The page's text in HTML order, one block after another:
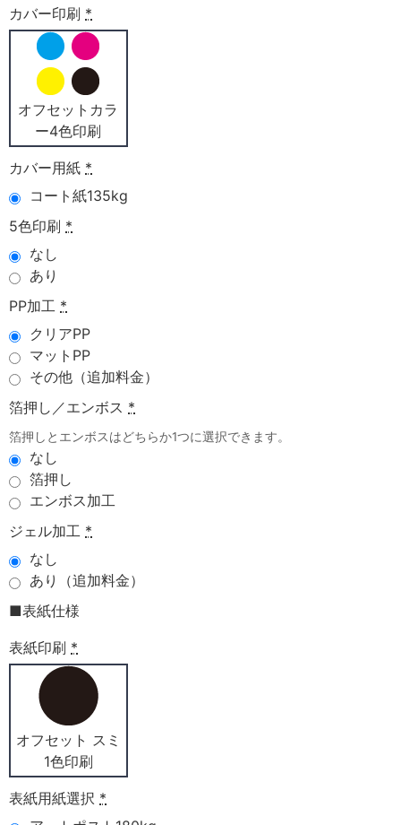
カバー印刷 *
オフセットカラ
ー4色印刷
カバー用紙 *
コート紙135kg
5色印刷 *
なし
あり
PP加工 *
クリアPP
マットPP
その他（追加料金）
箔押し／エンボス *
箔押しとエンボスはどちらか1つに選択できます。
なし
箔押し
エンボス加工
ジェル加工 *
なし
あり（追加料金）
■表紙仕様
表紙印刷 *
オフセット スミ
1色印刷
表紙用紙選択 *